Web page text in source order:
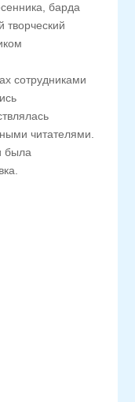
барда
творческий
сотрудниками
читателями.
была